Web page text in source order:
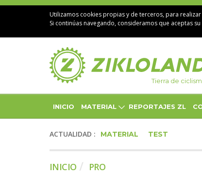
Utilizamos cookies propias y de terceros, para
Si continúas navegando, consideramos que aceptas
Tierra de
INICIO MATERIAL REPORTAJES ZL
ACTUALIDAD : MATERIAL TEST
INICIO PRO